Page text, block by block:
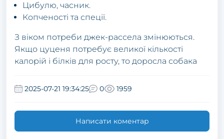
Цибулю, часник.
Копченості та спеції.
З віком потреби джек-рассела змінюються.
Якщо цуценя потребує великої кількості
калорій і білків для росту, то доросла собака
2025-07-21 19:34:25 0 1959
Написати коментар